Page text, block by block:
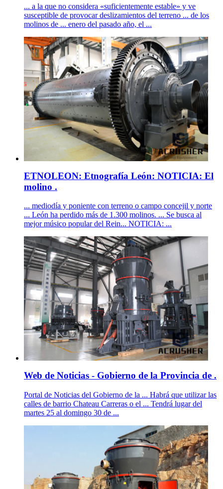
... a la que no considera «suficientemente estable» y ve
susceptible de provocar deslizamientos del terreno ... de los
molinos de ... enero del pasado año, el ...
ETNOLEON: Etnografía León: NOTICIA: El
molino .
... mediodía y poniente con terreno o campo concejil y norte
... León ha perdido más de 1.300 molinos. ... Se busca al
mejor músico popular del Rein... NOTICIA: ...
Web de Noticias - Gobierno de la Provincia de .
Portal de Noticias del Gobierno de la ... Habrá que utilizar las
calles de barrio Chateau Carreras o el ... Tendrá lugar del
martes 25 al domingo 30 de ...